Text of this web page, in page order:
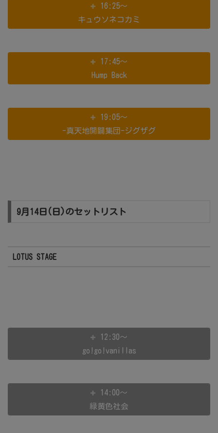
16:25～
キュウソネコカミ
17:45～
Hump Back
19:05～
-真天地開闢集団-ジグザグ
9月14日(日)のセットリスト
LOTUS STAGE
12:30～
go!go!vanillas
14:00～
緑黄色社会